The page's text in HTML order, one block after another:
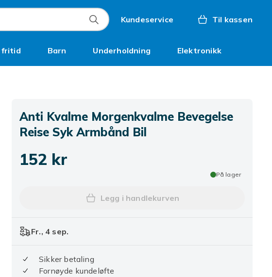
Kundeservice Til kassen
fritid Barn Underholdning Elektronikk
Anti Kvalme Morgenkvalme Bevegelse
Reise Syk Armbånd Bil
152 kr
På lager
Legg Anti Kvalme Morgenkvalme
Legg i handlekurven
Fr., 4 sep.
Sikker betaling
Fornøyde kundeløfte